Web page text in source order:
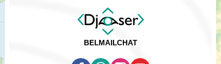
BELMAILCHAT